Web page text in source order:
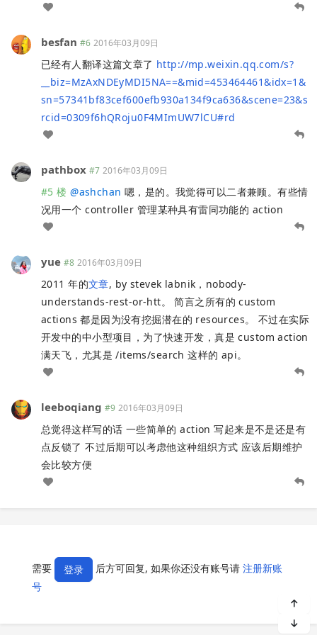
besfan #6 2016年03月09日
已经有人翻译这篇文章了 http://mp.weixin.qq.com/s?
__biz=MzAxNDEyMDI5NA==&mid=453464461&idx=1&
sn=57341bf83cef600efb930a134f9ca636&scene=23&s
rcid=0309f6hQRoju0F4MImUW7lCU#rd
pathbox #7 2016年03月09日
#5 楼 @ashchan 嗯，是的。我觉得可以二者兼顾。有些情
况用一个 controller 管理某种具有雷同功能的 action
yue #8 2016年03月09日
2011 年的文章, by stevek labnik，nobody-
understands-rest-or-htt。 简言之所有的 custom
actions 都是因为没有挖掘潜在的 resources。 不过在实际
开发中的中小型项目，为了快速开发，真是 custom action
满天飞，尤其是 /items/search 这样的 api。
leeboqiang #9 2016年03月09日
总觉得这样写的话 一些简单的 action 写起来是不是还是有
点反锁了 不过后期可以考虑他这种组织方式 应该后期维护
会比较方便
需要 登录 后方可回复, 如果你还没有账号请 注册新账
号